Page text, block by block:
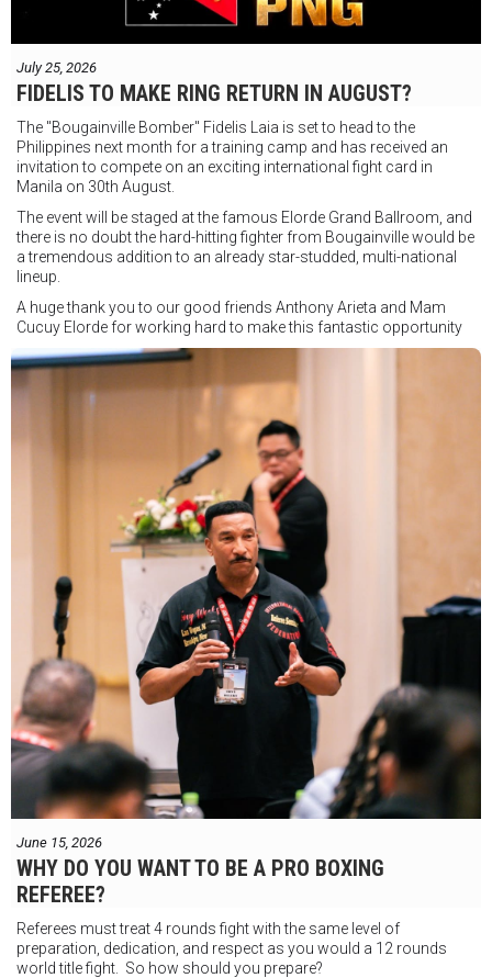
July 25, 2026
FIDELIS TO MAKE RING RETURN IN AUGUST?
The "Bougainville Bomber" Fidelis Laia is set to head to the
Philippines next month for a training camp and has received an
invitation to compete on an exciting international fight card in
Manila on 30th August.
The event will be staged at the famous Elorde Grand Ballroom, and
there is no doubt the hard-hitting fighter from Bougainville would be
a tremendous addition to an already star-studded, multi-national
lineup.
A huge thank you to our good friends Anthony Arieta and Mam
Cucuy Elorde for working hard to make this fantastic opportunity
We hope to have some exciting news to share very soon!
June 15, 2026
WHY DO YOU WANT TO BE A PRO BOXING
REFEREE?
Referees must treat 4 rounds fight with the same level of
preparation, dedication, and respect as you would a 12 rounds
world title fight. So how should you prepare?